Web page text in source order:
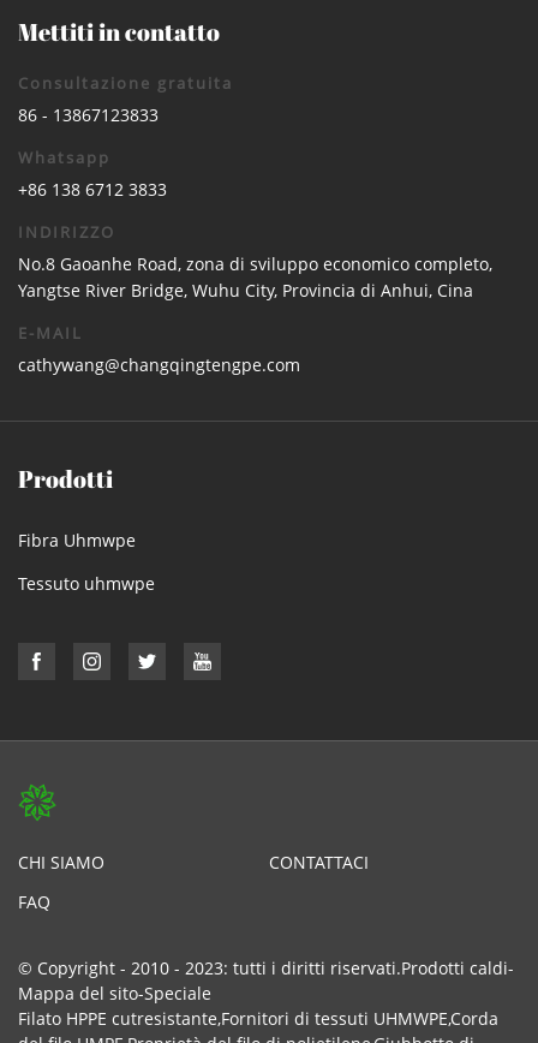
Mettiti in contatto
Consultazione gratuita
86 - 13867123833
Whatsapp
+86 138 6712 3833
INDIRIZZO
No.8 Gaoanhe Road, zona di sviluppo economico completo,
Yangtse River Bridge, Wuhu City, Provincia di Anhui, Cina
E-MAIL
cathywang@changqingtengpe.com
Prodotti
Fibra Uhmwpe
Tessuto uhmwpe
CHI SIAMO
CONTATTACI
FAQ
© Copyright - 2010 - 2023: tutti i diritti riservati.Prodotti caldi-
Mappa del sito-Speciale
Filato HPPE cutresistante,Fornitori di tessuti UHMWPE,Corda